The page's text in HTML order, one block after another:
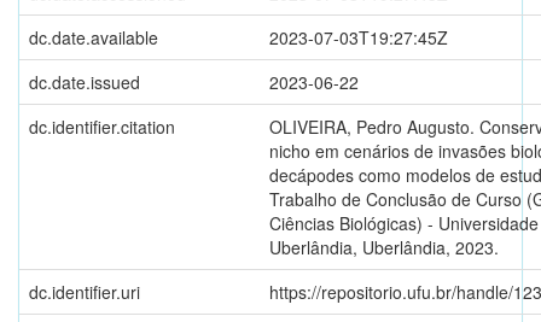
dc.date.available
2023-07-03T19:27:45Z
dc.date.issued
2023-06-22
dc.identifier.citation
OLIVEIRA, Pedro Augusto.
nicho em cenários de invasões
decápodes como modelos de
Trabalho de Conclusão de Curso
Ciências Biológicas) -
Uberlândia, Uberlândia, 2023.
dc.identifier.uri
https://repositorio.ufu.br/handle/